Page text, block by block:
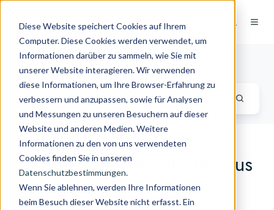
Diese Website speichert Cookies auf Ihrem
Computer. Diese Cookies werden verwendet, um
Informationen darüber zu sammeln, wie Sie mit
unserer Website interagieren. Wir verwenden
diese Informationen, um Ihre Browser-Erfahrung zu
verbessern und anzupassen, sowie für Analysen
und Messungen zu unseren Besuchern auf dieser
Website und anderen Medien. Weitere
Informationen zu den von uns verwendeten
Cookies finden Sie in unseren
Datenschutzbestimmungen.
Wenn Sie ablehnen, werden Ihre Informationen
beim Besuch dieser Website nicht erfasst. Ein
Travel Tech Blog
Meisterliche Neuigkeiten aus
Österreich